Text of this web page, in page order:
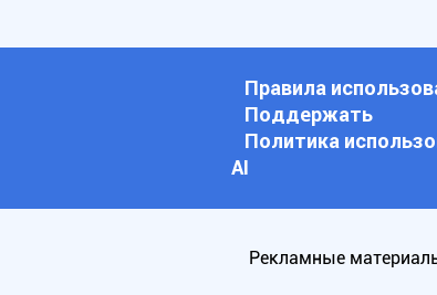
Правила
Поддержать
Политика
АI
Рекламные